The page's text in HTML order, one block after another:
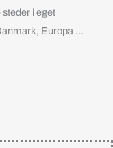
steder i eget
Europa ...